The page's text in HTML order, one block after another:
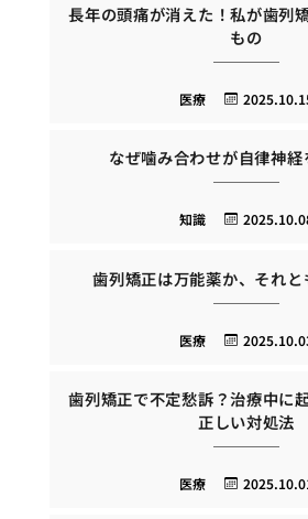
長年の頭痛が消えた！私が歯列
もの
医療
なぜ噛み合わせが自律神
知識
歯列矯正は万能薬か、それ
医療
歯列矯正で不定愁訴？治療中に
正しい対処法
医療